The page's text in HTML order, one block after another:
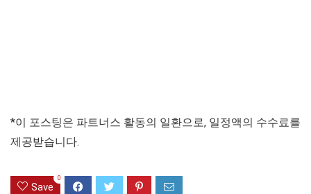
*이 포스팅은 파트너스 활동의 일환으로, 일정액의 수수료를
제공받습니다.
Save
0